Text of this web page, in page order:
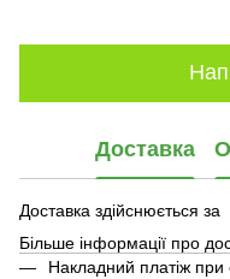
Доставка
Доставка здійснюється
Більше інформації про
Накладний платіж при